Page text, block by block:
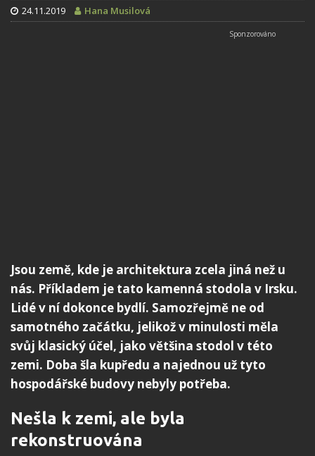
24.11.2019 Hana Musilová
Jsou země, kde je architektura zcela jiná než u
nás. Příkladem je tato kamenná stodola v Irsku.
Lidé v ní dokonce bydlí. Samozřejmě ne od
samotného začátku, jelikož v minulosti měla
svůj klasický účel, jako většina stodol v této
zemi. Doba šla kupředu a najednou už tyto
hospodářské budovy nebyly potřeba.
Nešla k zemi, ale byla
rekonstruována